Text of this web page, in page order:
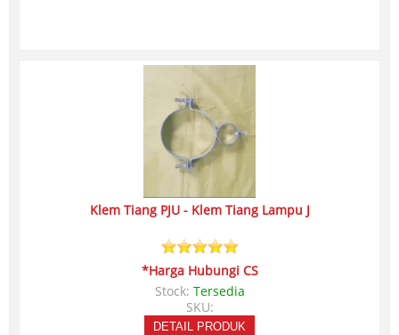
Klem Tiang PJU - Klem Tiang Lampu J
*Harga Hubungi CS
Stock: Tersedia
SKU:
DETAIL PRODUK